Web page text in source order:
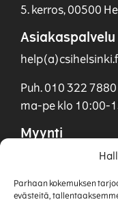
Parhaan kokemuksen
evästeitä,
5. kerros, 00500
Asiakaspalvelu
Puh. 010 322 7880
ma-pe klo 10:00-
Myynti
Puh. 040 901 0955